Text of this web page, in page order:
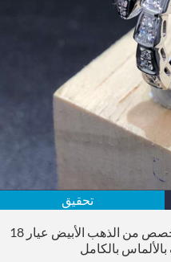
تحقيق
خاتم بلغاري سيربنتي فايبر مخصص من الذهب الأبيض عيار 18
بالكامل